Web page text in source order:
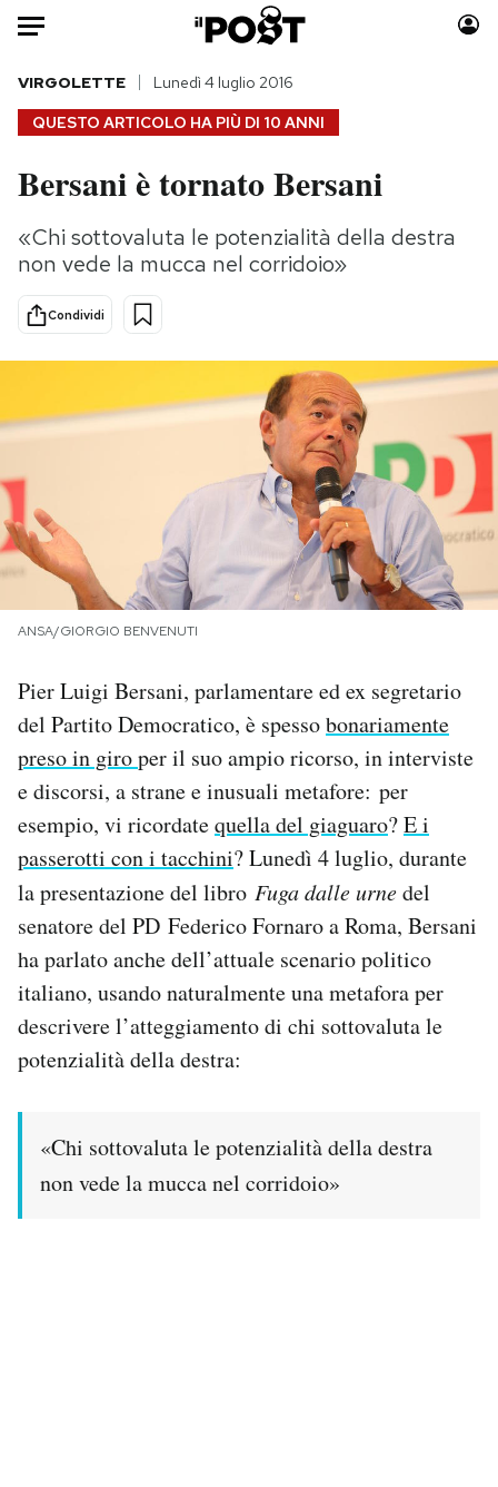
Auto
HOME
Italia
Politica
Internet
Economia
Moda
Consumismi
Europa
Altrecose
Mondiali calcio 2026
PODCAST
NEWSLETTER
I MIEI PREFERITI
SHOP
CALENDARIO
Area Personale
Newsletter
Notifiche mobile
Hai bisogno di aiuto?
QUESTO ARTICOLO HA PIÙ DI 10 ANNI
VIRGOLETTE Lunedì 4 luglio 2016
Bersani è tornato Bersani
«Chi sottovaluta le potenzialità della destra
non vede la mucca nel corridoio»
Condividi
ANSA/GIORGIO BENVENUTI
Pier Luigi Bersani, parlamentare ed ex segretario
del Partito Democratico, è spessobonariamente
preso in giroper il suo ampio ricorso, in interviste
e discorsi, a strane e inusuali metafore: per
esempio, vi ricordatequella del giaguaro?E i
passerotti con i tacchini? Lunedì 4 luglio, durante
la presentazione del libro Fuga dalle urnedel
senatore del PD Federico Fornaro a Roma, Bersani
ha parlato anche dell’attuale scenario politico
italiano, usando naturalmente una metafora per
descrivere l’atteggiamento di chi sottovaluta le
potenzialità della destra:
«Chi sottovaluta le potenzialità della destra
non vede la mucca nel corridoio»